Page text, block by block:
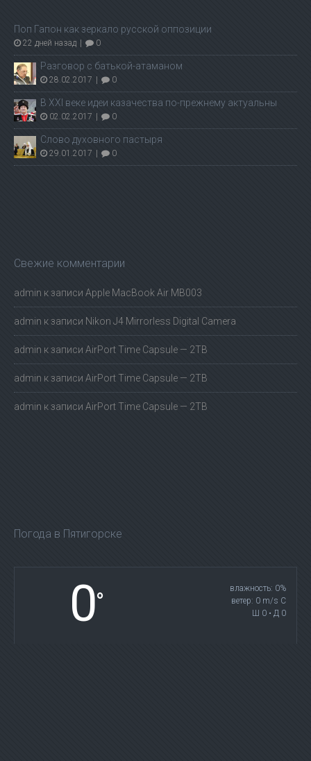
Поп Гапон как зеркало русской оппозиции
22 дней назад | 0
Разговор с батькой-атаманом
28.02.2017 | 0
В ХХI веке идеи казачества по-прежнему актуальны
02.02.2017 | 0
Слово духовного пастыря
29.01.2017 | 0
Свежие комментарии
admin к записи Apple MacBook Air MB003
admin к записи Nikon J4 Mirrorless Digital Camera
admin к записи AirPort Time Capsule — 2TB
admin к записи AirPort Time Capsule — 2TB
admin к записи AirPort Time Capsule — 2TB
Погода в Пятигорске
0°
влажность: 0%
ветер: 0 m/s С
Ш 0 • Д 0